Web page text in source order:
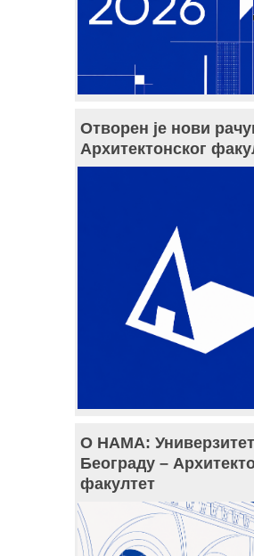
Отворен је нови
Архитектонског
О НАМА:
Београду –
факултет